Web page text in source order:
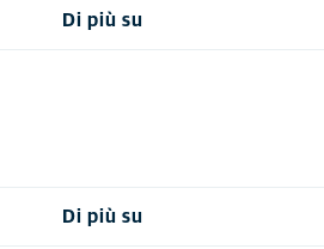
Di più su
Di più su